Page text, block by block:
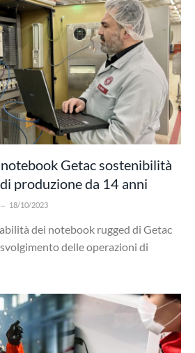
Getac sostenibilità
produzione da 14 anni
18/10/2023
dei notebook rugged di Getac
delle operazioni di